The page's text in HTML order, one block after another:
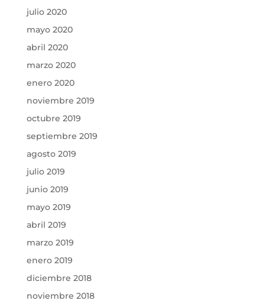
julio 2020
mayo 2020
abril 2020
marzo 2020
enero 2020
noviembre 2019
octubre 2019
septiembre 2019
agosto 2019
julio 2019
junio 2019
mayo 2019
abril 2019
marzo 2019
enero 2019
diciembre 2018
noviembre 2018